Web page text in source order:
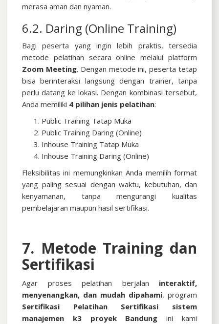
merasa aman dan nyaman.
6.2. Daring (Online Training)
Bagi peserta yang ingin lebih praktis, tersedia
metode pelatihan secara online melalui platform
Zoom Meeting. Dengan metode ini, peserta tetap
bisa berinteraksi langsung dengan trainer, tanpa
perlu datang ke lokasi. Dengan kombinasi tersebut,
Anda memiliki 4 pilihan jenis pelatihan:
Public Training Tatap Muka
Public Training Daring (Online)
Inhouse Training Tatap Muka
Inhouse Training Daring (Online)
Fleksibilitas ini memungkinkan Anda memilih format
yang paling sesuai dengan waktu, kebutuhan, dan
kenyamanan, tanpa mengurangi kualitas
pembelajaran maupun hasil sertifikasi.
7. Metode Training dan
Sertifikasi
Agar proses pelatihan berjalan interaktif,
menyenangkan, dan mudah dipahami, program
Sertifikasi Pelatihan Sertifikasi sistem
manajemen k3 proyek Bandung
ini kami